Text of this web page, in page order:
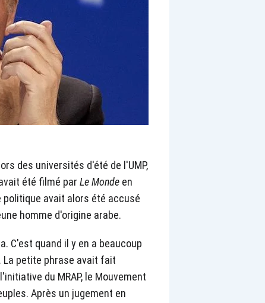
des universités d'été de l'UMP,
été filmé par Le Monde en
avait alors été accusé
homme d'origine arabe.
C'est quand il y en a beaucoup
La petite phrase avait fait
du MRAP, le Mouvement
Après un jugement en